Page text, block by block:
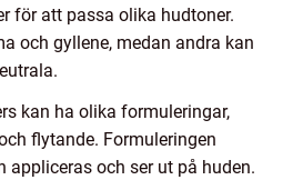
för att passa olika hudtoner.
och gyllene, medan andra kan
kan ha olika formuleringar,
flytande. Formuleringen
appliceras och ser ut på huden.